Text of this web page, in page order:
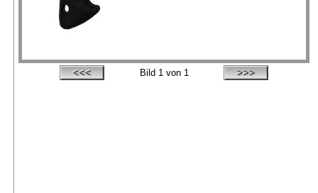
Bild 1von 1